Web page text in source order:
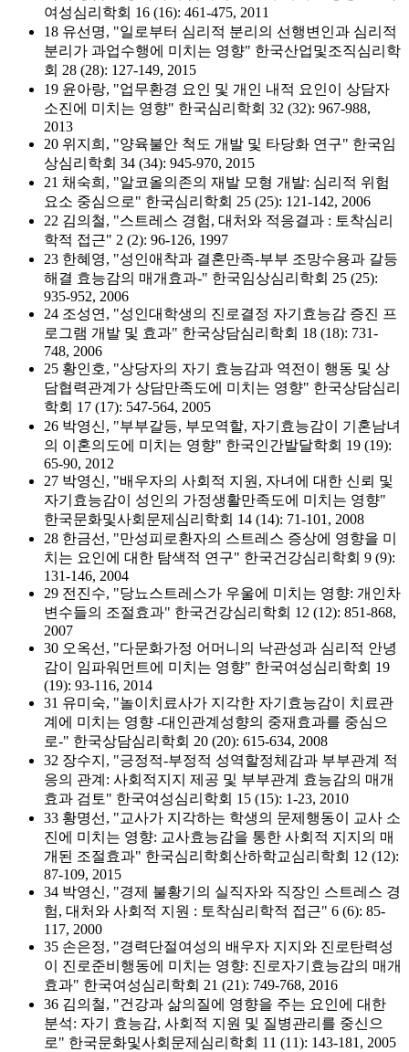
여성심리학회 16 (16): 461-475, 2011
18 유선명, "일로부터 심리적 분리의 선행변인과 심리적
분리가 과업수행에 미치는 영향" 한국산업및조직심리학
회 28 (28): 127-149, 2015
19 윤아랑, "업무환경 요인 및 개인 내적 요인이 상담자
소진에 미치는 영향" 한국심리학회 32 (32): 967-988,
2013
20 위지희, "양육불안 척도 개발 및 타당화 연구" 한국임
상심리학회 34 (34): 945-970, 2015
21 채숙희, "알코올의존의 재발 모형 개발: 심리적 위험
요소 중심으로" 한국심리학회 25 (25): 121-142, 2006
22 김의철, "스트레스 경험, 대처와 적응결과 : 토착심리
학적 접근" 2 (2): 96-126, 1997
23 한혜영, "성인애착과 결혼만족-부부 조망수용과 갈등
해결 효능감의 매개효과-" 한국임상심리학회 25 (25):
935-952, 2006
24 조성연, "성인대학생의 진로결정 자기효능감 증진 프
로그램 개발 및 효과" 한국상담심리학회 18 (18): 731-
748, 2006
25 황인호, "상당자의 자기 효능감과 역전이 행동 및 상
담협력관계가 상담만족도에 미치는 영향" 한국상담심리
학회 17 (17): 547-564, 2005
26 박영신, "부부갈등, 부모역할, 자기효능감이 기혼남녀
의 이혼의도에 미치는 영향" 한국인간발달학회 19 (19):
65-90, 2012
27 박영신, "배우자의 사회적 지원, 자녀에 대한 신뢰 및
자기효능감이 성인의 가정생활만족도에 미치는 영향"
한국문화및사회문제심리학회 14 (14): 71-101, 2008
28 한금선, "만성피로환자의 스트레스 증상에 영향을 미
치는 요인에 대한 탐색적 연구" 한국건강심리학회 9 (9):
131-146, 2004
29 전진수, "당뇨스트레스가 우울에 미치는 영향: 개인차
변수들의 조절효과" 한국건강심리학회 12 (12): 851-868,
2007
30 오옥선, "다문화가정 어머니의 낙관성과 심리적 안녕
감이 임파워먼트에 미치는 영향" 한국여성심리학회 19
(19): 93-116, 2014
31 유미숙, "놀이치료사가 지각한 자기효능감이 치료관
계에 미치는 영향 -대인관계성향의 중재효과를 중심으
로-" 한국상담심리학회 20 (20): 615-634, 2008
32 장수지, "긍정적-부정적 성역할정체감과 부부관계 적
응의 관계: 사회적지지 제공 및 부부관계 효능감의 매개
효과 검토" 한국여성심리학회 15 (15): 1-23, 2010
33 황명선, "교사가 지각하는 학생의 문제행동이 교사 소
진에 미치는 영향: 교사효능감을 통한 사회적 지지의 매
개된 조절효과" 한국심리학회산하학교심리학회 12 (12):
87-109, 2015
34 박영신, "경제 불황기의 실직자와 직장인 스트레스 경
험, 대처와 사회적 지원 : 토착심리학적 접근" 6 (6): 85-
117, 2000
35 손은정, "경력단절여성의 배우자 지지와 진로탄력성
이 진로준비행동에 미치는 영향: 진로자기효능감의 매개
효과" 한국여성심리학회 21 (21): 749-768, 2016
36 김의철, "건강과 삶의질에 영향을 주는 요인에 대한
분석: 자기 효능감, 사회적 지원 및 질병관리를 중신으
로" 한국문화및사회문제심리학회 11 (11): 143-181, 2005